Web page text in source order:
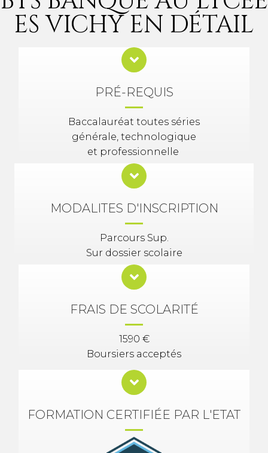
ES VICHY EN DÉTAIL
PRÉ-REQUIS
Baccalauréat toutes séries
générale, technologique
et professionnelle
MODALITES D'INSCRIPTION
Parcours Sup.
Sur dossier scolaire
FRAIS DE SCOLARITÉ
1590 €
Boursiers acceptés
FORMATION CERTIFIÉE PAR L'ETAT